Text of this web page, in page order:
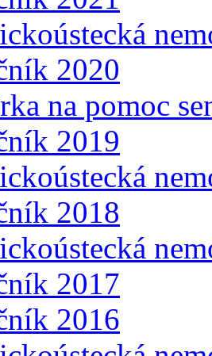
2020
na pomoc
2019
2018
2017
2016